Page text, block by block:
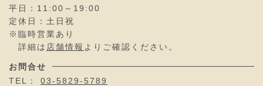
平日：11:00～19:00
定休日：土日祝
※臨時営業あり
詳細は 店舗情報 よりご確認ください。
お問合せ
TEL： 03-5829-5789